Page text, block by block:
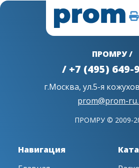
ПРОМРУ /
/ +7 (495) 649-
г.Москва, ул.5-я
prom@prom-
ПРОМРУ © 2009-
Навигация